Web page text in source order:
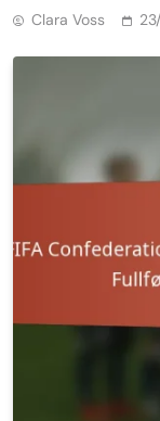
Clara Voss